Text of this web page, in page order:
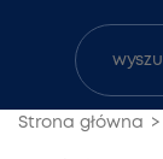
Strona główna